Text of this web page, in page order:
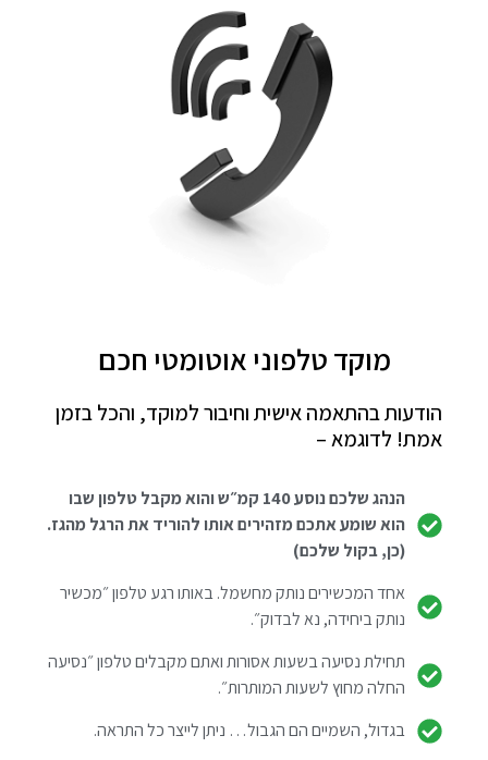
מוקד טלפוני אוטומטי חכם
הודעות בהתאמה אישית וחיבור למוקד, והכל בזמן
אמת! לדוגמא –
הנהג שלכם נוסע 140 קמ״ש והוא מקבל טלפון שבו
הוא שומע אתכם מזהירים אותו להוריד את הרגל מהגז.
(כן, בקול שלכם)
אחד המכשירים נותק מחשמל. באותו רגע טלפון ״מכשיר
נותק ביחידה, נא לבדוק״.
תחילת נסיעה בשעות אסורות ואתם מקבלים טלפון ״נסיעה
החלה מחוץ לשעות המותרות״.
בגדול, השמיים הם הגבול… ניתן לייצר כל התראה.